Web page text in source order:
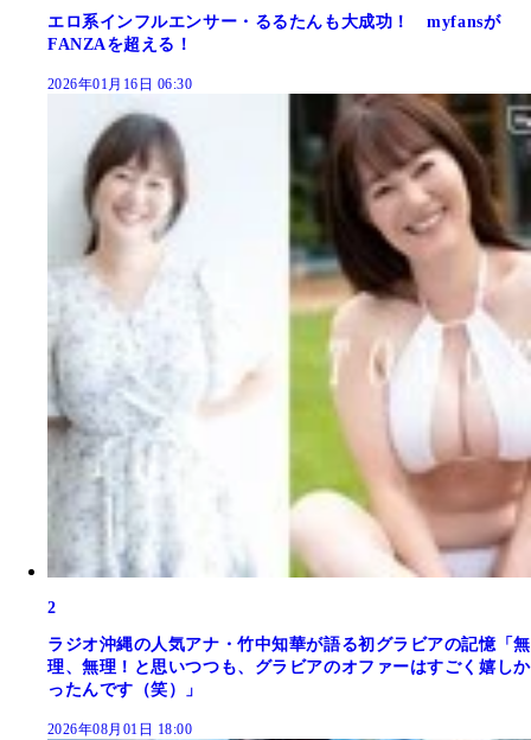
エロ系インフルエンサー・るるたんも大成功！ myfansが
FANZAを超える！
2026年01月16日 06:30
2
ラジオ沖縄の人気アナ・竹中知華が語る初グラビアの記憶「無
理、無理！と思いつつも、グラビアのオファーはすごく嬉しか
ったんです（笑）」
2026年08月01日 18:00